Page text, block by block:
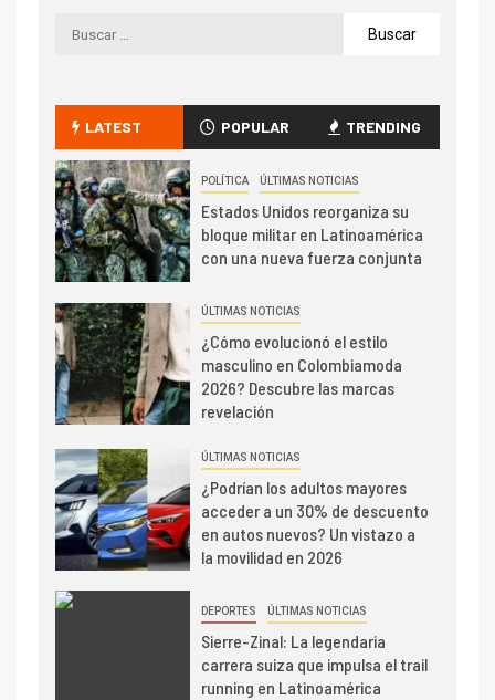
LATEST POPULAR TRENDING
POLÍTICA ÚLTIMAS NOTICIAS
Estados Unidos reorganiza su
bloque militar en Latinoamérica
con una nueva fuerza conjunta
ÚLTIMAS NOTICIAS
¿Cómo evolucionó el estilo
masculino en Colombiamoda
2026? Descubre las marcas
revelación
ÚLTIMAS NOTICIAS
¿Podrían los adultos mayores
acceder a un 30% de descuento
en autos nuevos? Un vistazo a
la movilidad en 2026
DEPORTES ÚLTIMAS NOTICIAS
Sierre-Zinal: La legendaria
carrera suiza que impulsa el trail
running en Latinoamérica